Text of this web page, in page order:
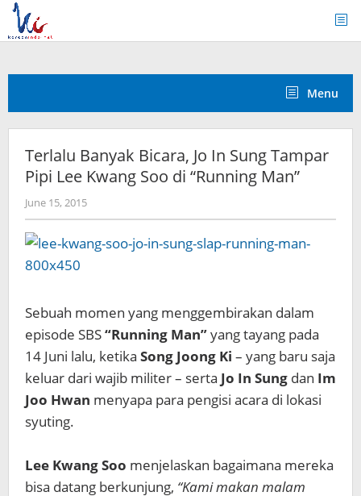
Skip
content
Menu
Terlalu Banyak Bicara, Jo In Sung Tampar
Pipi Lee Kwang Soo di “Running Man”
June 15, 2015by
Koreanindo
Sebuah momen yang menggembirakan dalam
episode SBS“Running Man”yang tayang pada
14 Juni lalu, ketika Song Joong Ki – yang baru saja
keluar dari wajib militer – serta Jo In Sung dan Im
Joo Hwan menyapa para pengisi acara di lokasi
syuting.
Lee Kwang Soo menjelaskan bagaimana mereka
bisa datang berkunjung, “Kami makan malam